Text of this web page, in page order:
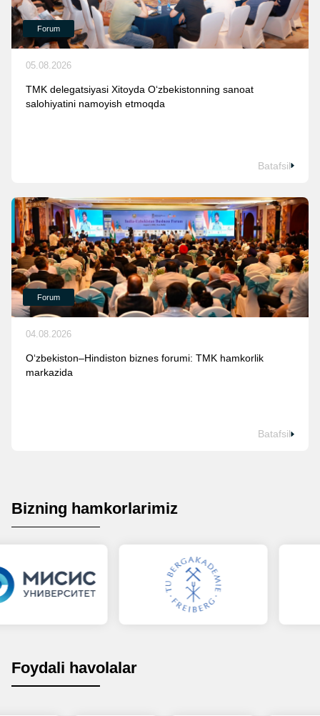
Forum
05.08.2026
TMK delegatsiyasi Xitoyda O‘zbekistonning sanoat
salohiyatini namoyish etmoqda
Batafsil
Forum
04.08.2026
O‘zbekiston–Hindiston biznes forumi: TMK hamkorlik
markazida
Batafsil
Bizning hamkorlarimiz
Foydali havolalar